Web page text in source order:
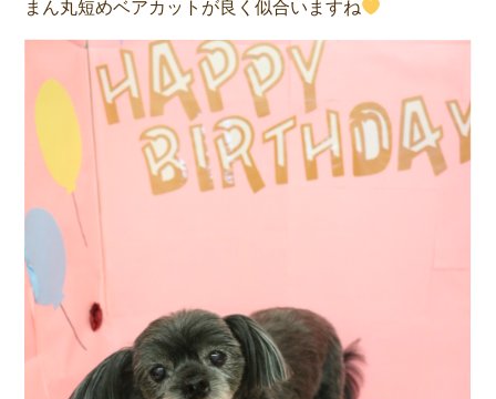
まん丸短めベアカットが良く似合いますね